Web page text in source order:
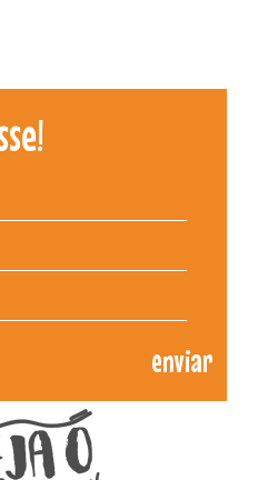
enviar
- aceitamos